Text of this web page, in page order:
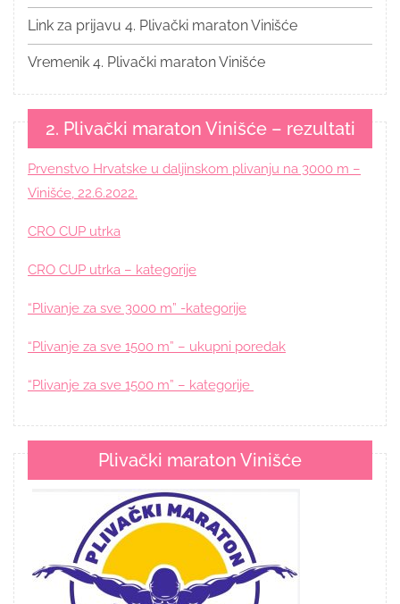
Link za prijavu 4. Plivački maraton Vinišće
Vremenik 4. Plivački maraton Vinišće
2. Plivački maraton Vinišće – rezultati
Prvenstvo Hrvatske u daljinskom plivanju na 3000 m –
Vinišće, 22.6.2022.
CRO CUP utrka
CRO CUP utrka – kategorije
“Plivanje za sve 3000 m” -kategorije
“Plivanje za sve 1500 m” – ukupni poredak
“Plivanje za sve 1500 m” – kategorije
Plivački maraton Vinišće